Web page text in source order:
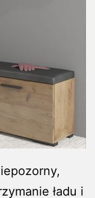
ładu i